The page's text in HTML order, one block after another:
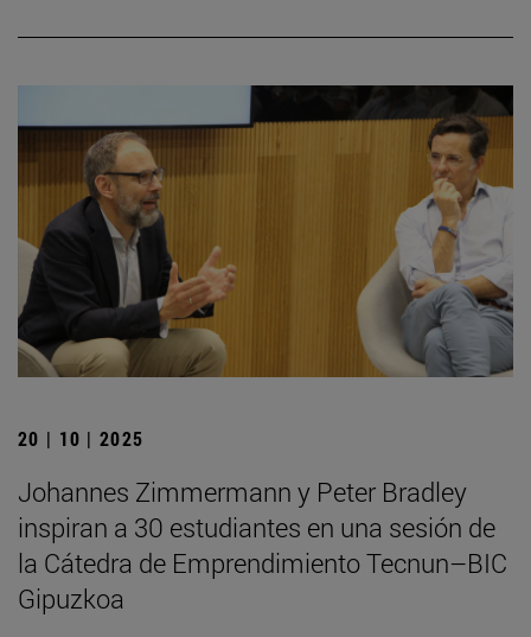
20 | 10 | 2025
Johannes Zimmermann y Peter Bradley
inspiran a 30 estudiantes en una sesión de
la Cátedra de Emprendimiento Tecnun–BIC
Gipuzkoa